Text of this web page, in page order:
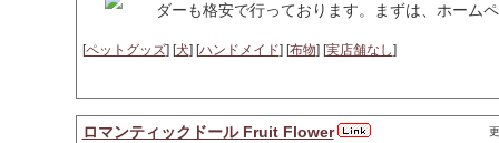
ダーも格安で行っております。まずは、ホーム
[ペットグッズ] [犬] [ハンドメイド] [布物] [実店舗なし]
ロマンティックドール Fruit Flower